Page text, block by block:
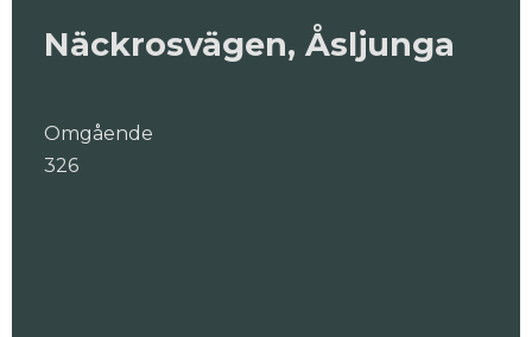
Näckrosvägen, Åsljunga
Omgående
326